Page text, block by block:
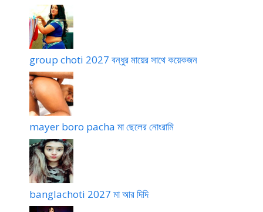
group choti 2027 বন্ধুর মায়ের সাথে কয়েকজন
mayer boro pacha মা ছেলের নোংরামি
banglachoti 2027 মা আর দিদি